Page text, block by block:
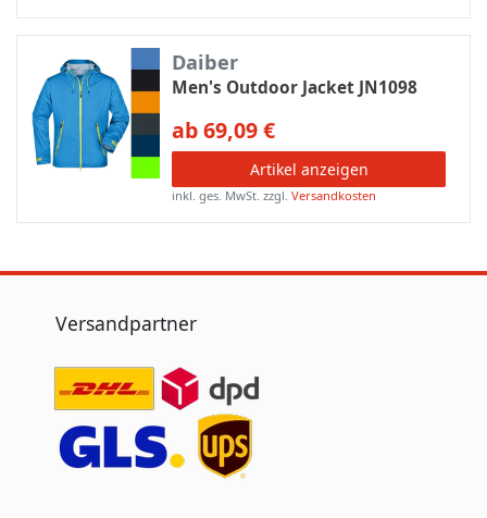
Daiber
Men's Outdoor Jacket JN1098
ab 69,09 €
Artikel anzeigen
inkl. ges. MwSt. zzgl.Versandkosten
Versandpartner